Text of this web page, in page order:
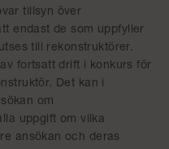
tillsyn över
endast de som uppfyller
till rekonstruktörer.
fortsatt drift i konkurs för
Det kan i
om
uppgift om vilka
ansökan och deras